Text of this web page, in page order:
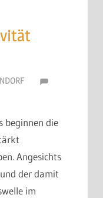
beginnen die
Angesichts
der damit
im